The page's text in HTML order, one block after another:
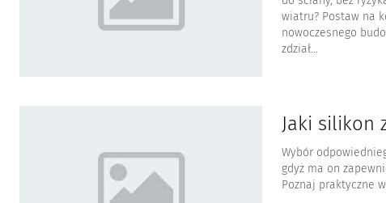
wiatru? Postaw na
nowoczesnego
zdział...
Jaki silikon
Wybór
gdyż ma on
Poznaj praktyczne